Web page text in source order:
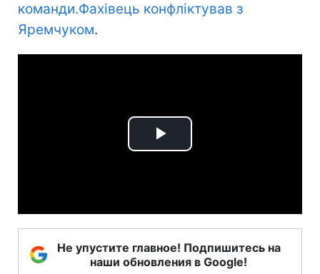
команди.Фахівець конфліктував з
Яремчуком.
Play
Не упустите главное! Подпишитесь на
наши обновления в Google!